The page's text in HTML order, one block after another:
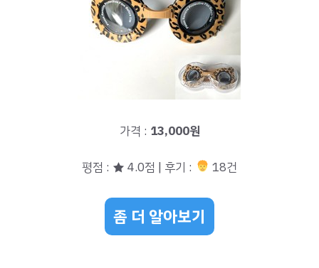
가격 : 13,000원
평점 : ★ 4.0점 | 후기 : 18건
좀 더 알아보기